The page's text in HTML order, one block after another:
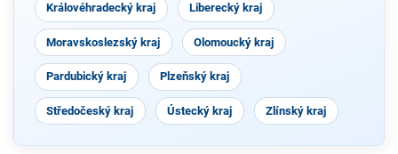
Královéhradecký kraj Liberecký kraj
Moravskoslezský kraj Olomoucký kraj
Pardubický kraj Plzeňský kraj
Středočeský kraj Ústecký kraj Zlínský kraj